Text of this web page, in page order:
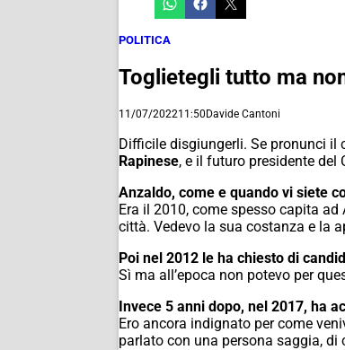
POLITICA
Toglietegli tutto ma
11/07/202211:50Davide Cantoni
Difficile disgiungerli. Se pronunci il
Rapinese, e il futuro presidente del
Anzaldo, come e quando vi siete
Era il 2010, come spesso capita
città. Vedevo la sua costanza e la
Poi nel 2012 le ha chiesto di
Sì ma all’epoca non potevo per
Invece 5 anni dopo, nel 2017, ha
Ero ancora indignato per come
parlato con una persona saggia, di